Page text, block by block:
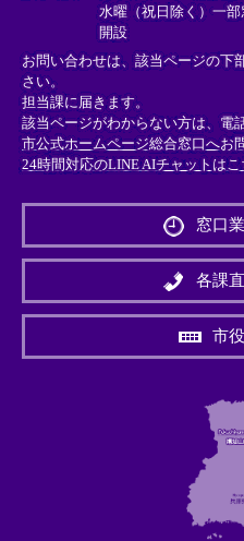
水曜（祝日除く）一
開設
お問い合わせは、該当ページの下
さい。
担当課に届きます。
該当ページがわからない方は、電
市公式ホームページ総合窓口へお
24時間対応のLINE AIチャットはこ
外
リ
ン
＞
窓口
各課
市